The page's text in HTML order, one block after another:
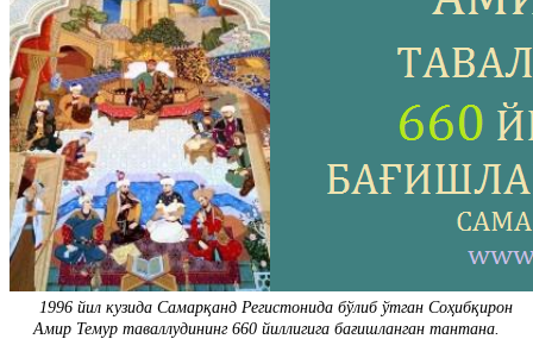
1996 йил кузида Самарқанд Регистонида бўлиб ўтган Соҳибқирон
Амир Темур таваллудининг 660 йиллигига бағишланган тантана.